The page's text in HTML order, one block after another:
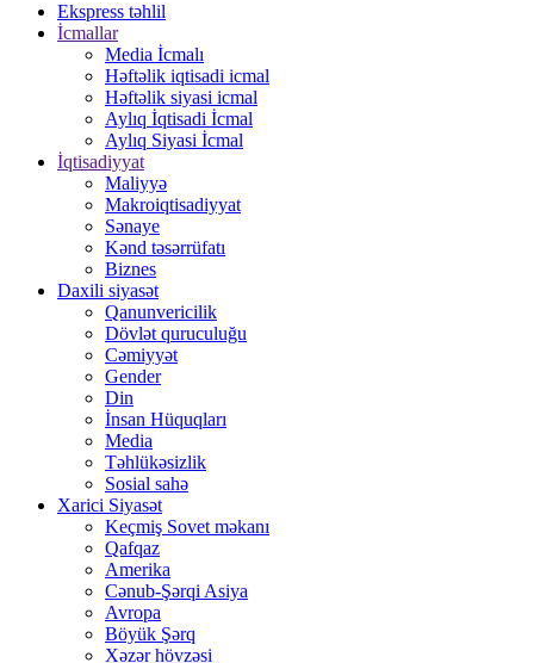
Ekspress təhlil
İcmallar
Media İcmalı
Həftəlik iqtisadi icmal
Həftəlik siyasi icmal
Aylıq İqtisadi İcmal
Aylıq Siyasi İcmal
İqtisadiyyat
Maliyyə
Makroiqtisadiyyat
Sənaye
Kənd təsərrüfatı
Biznes
Daxili siyasət
Qanunvericilik
Dövlət quruculuğu
Cəmiyyət
Gender
Din
İnsan Hüquqları
Media
Təhlükəsizlik
Sosial sahə
Xarici Siyasət
Keçmiş Sovet məkanı
Qafqaz
Amerika
Cənub-Şərqi Asiya
Avropa
Böyük Şərq
Xəzər hövzəsi